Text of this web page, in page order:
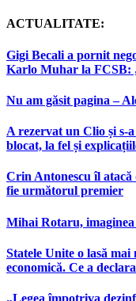
ACTUALITATE:
Gigi Becali a pornit
Karlo Muhar la FCSB:
Nu am găsit pagina –
A rezervat un Clio și s-
blocat, la fel și
Crin Antonescu îl
fie următorul premier
Mihai Rotaru,
Statele Unite o lasă
economică. Ce a